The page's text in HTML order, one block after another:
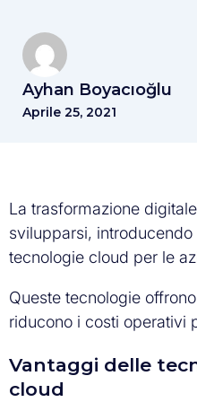
Ayhan Boyacıoğlu
Aprile 25, 2021
La trasformazione
svilupparsi,
tecnologie cloud per le
Queste tecnologie
riducono i costi operativi
Vantaggi delle
cloud